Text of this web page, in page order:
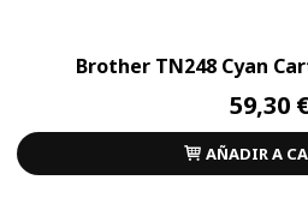
Brother TN248 Cyan
59,30
AÑADIR A